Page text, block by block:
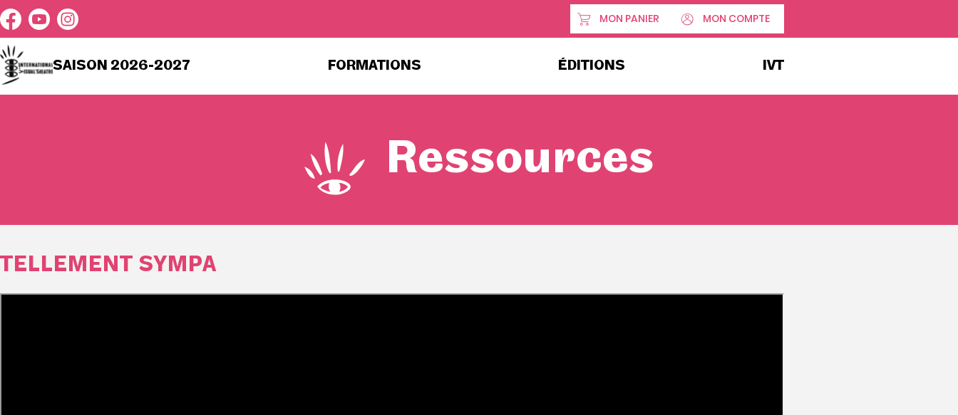
MON PANIER MON COMPTE
SAISON 2026-2027 FORMATIONS ÉDITIONS IVT
Ressources
TELLEMENT SYMPA